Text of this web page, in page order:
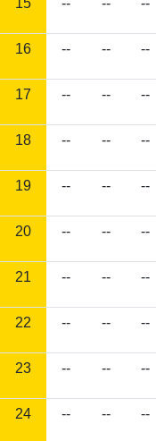
15 -- -- --
16 -- -- --
17 -- -- --
18 -- -- --
19 -- -- --
20 -- -- --
21 -- -- --
22 -- -- --
23 -- -- --
24 -- -- --